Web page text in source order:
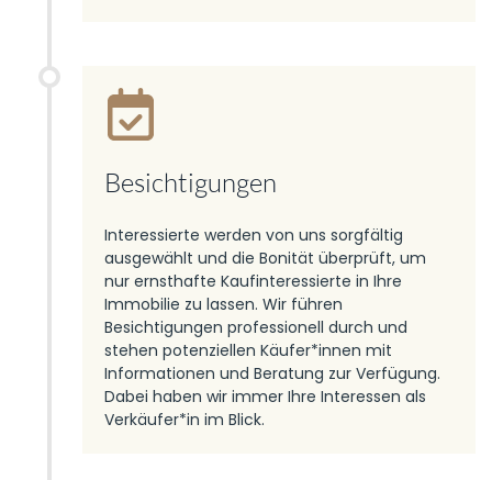
Besichtigungen
Interessierte werden von uns sorgfältig
ausgewählt und die Bonität überprüft, um
nur ernsthafte Kaufinteressierte in Ihre
Immobilie zu lassen. Wir führen
Besichtigungen professionell durch und
stehen potenziellen Käufer*innen mit
Informationen und Beratung zur Verfügung.
Dabei haben wir immer Ihre Interessen als
Verkäufer*in im Blick.